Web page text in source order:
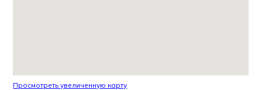
Просмотреть увеличенную карту